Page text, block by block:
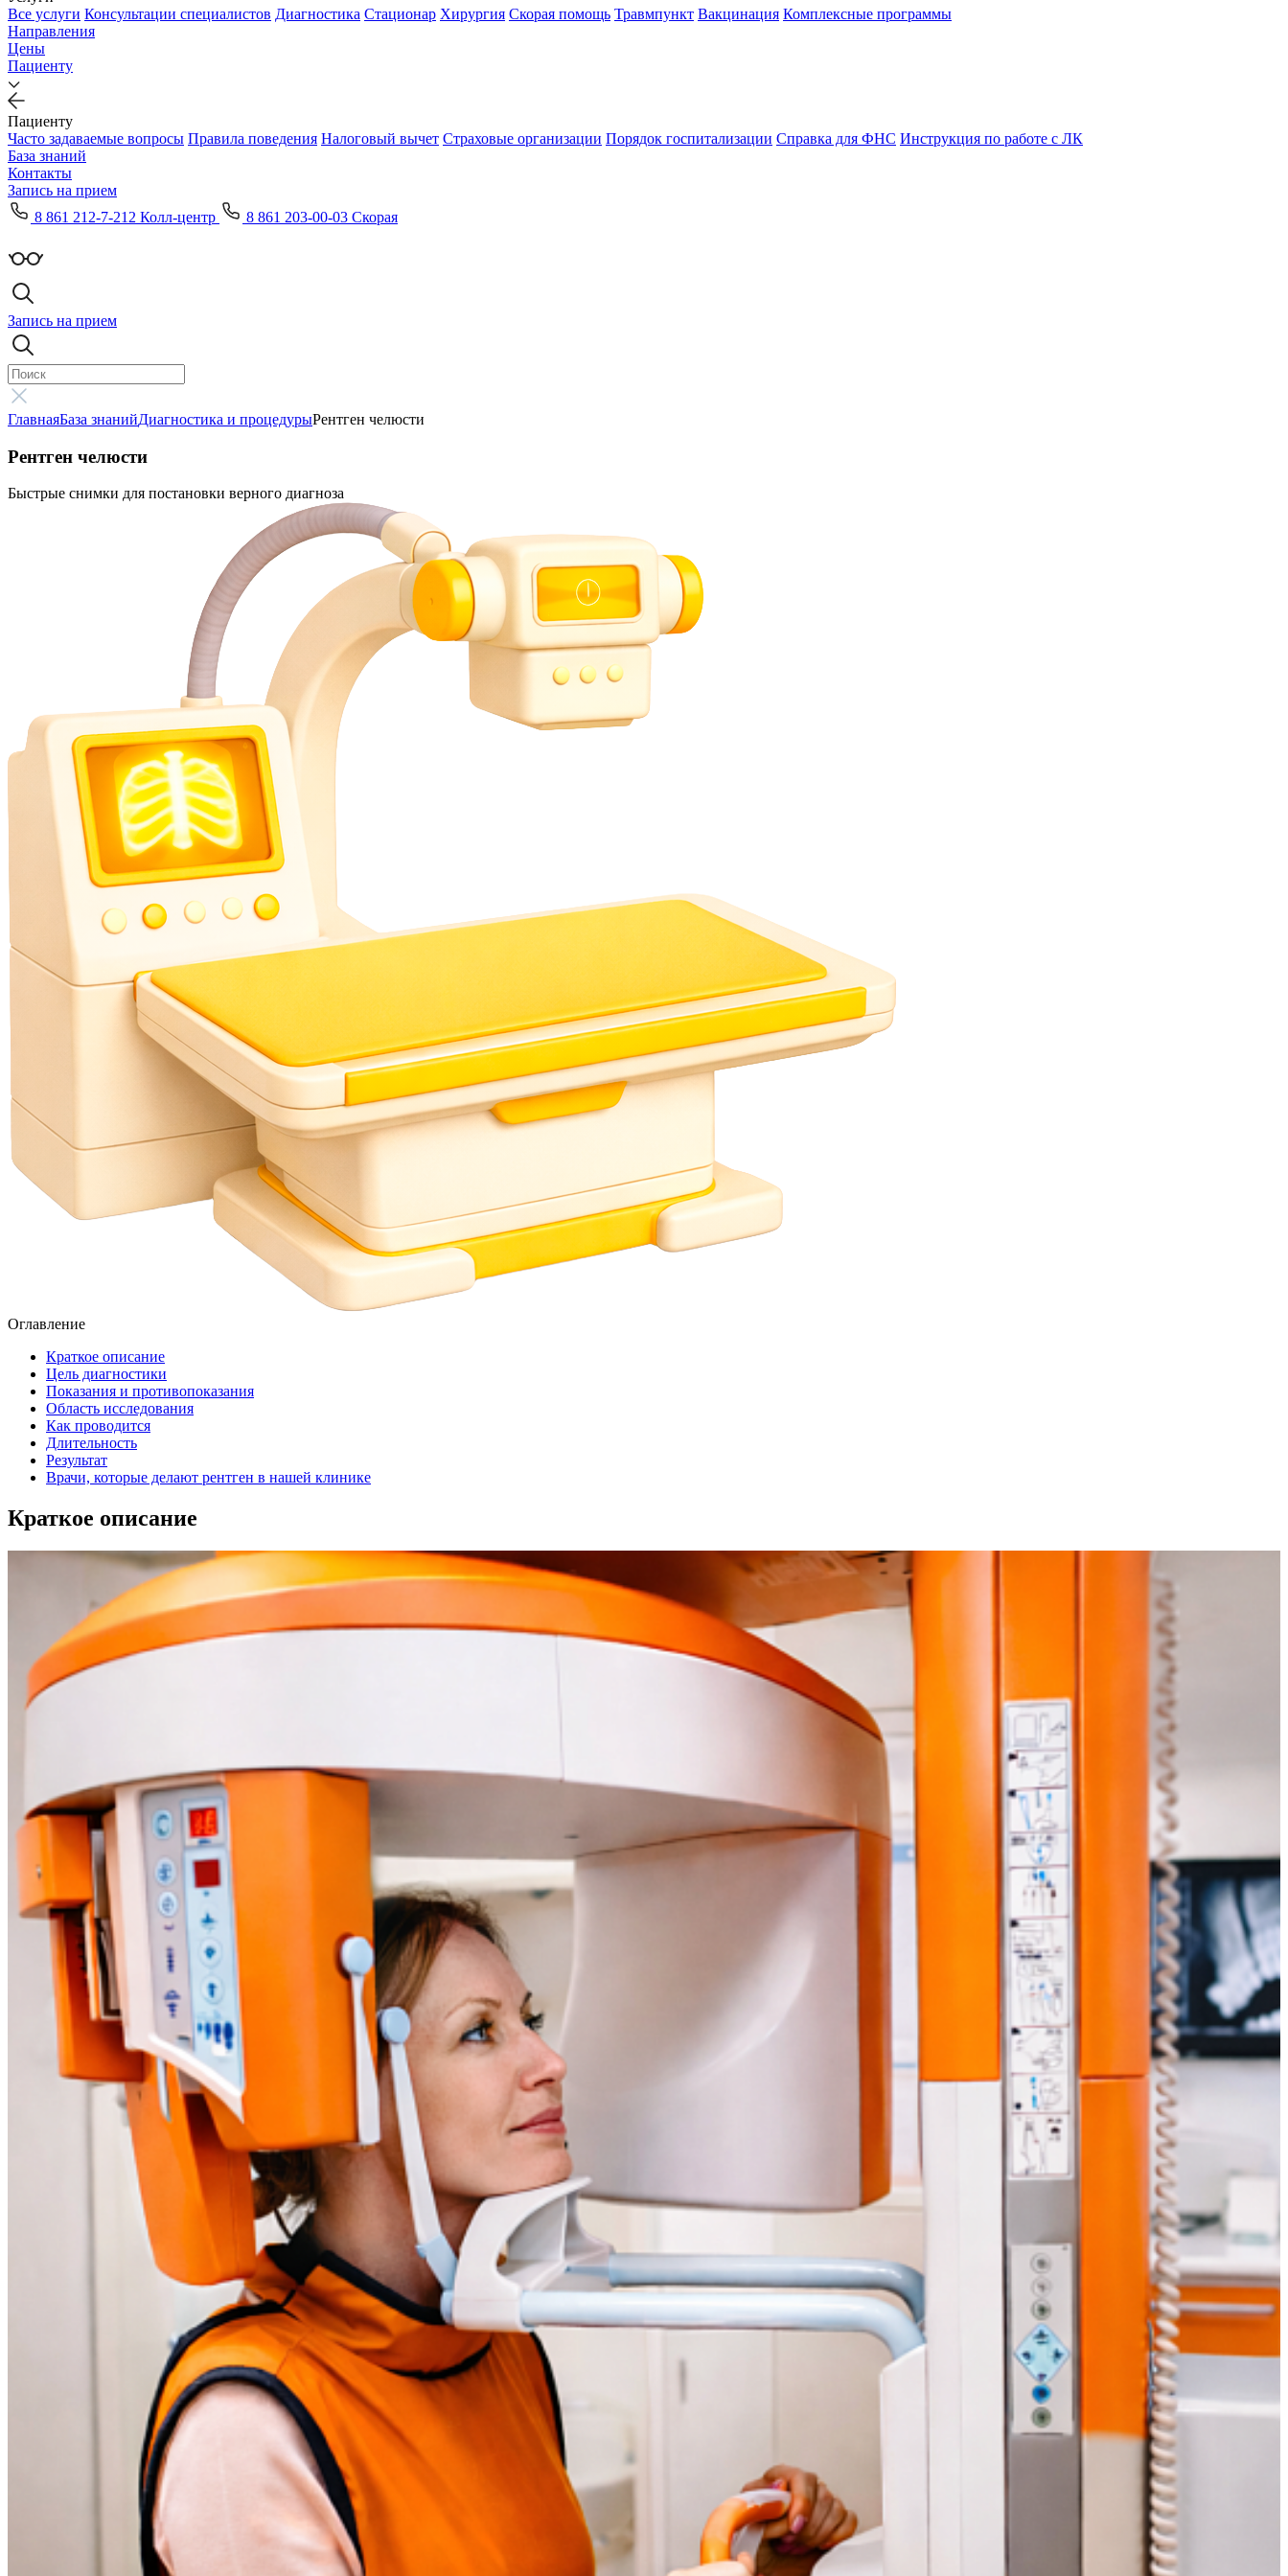
Все услуги Консультации специалистов Диагностика Стационар Хирургия Скорая помощь Травмпункт Вакцинация Комплексные программы
Направления
Цены
Пациенту
Пациенту
Часто задаваемые вопросы Правила поведения Налоговый вычет Страховые организации Порядок госпитализации Справка для ФНС Инструкция по работе с ЛК
База знаний
Контакты
Запись на прием
8 861 212-7-212 Колл-центр
8 861 203-00-03 Скорая
Запись на прием
ГлавнаяБаза знанийДиагностика и процедурыРентген челюсти
Рентген челюсти
Быстрые снимки для постановки верного диагноза
Оглавление
Краткое описание
Цель диагностики
Показания и противопоказания
Область исследования
Как проводится
Длительность
Результат
Врачи, которые делают рентген в нашей клинике
Краткое описание